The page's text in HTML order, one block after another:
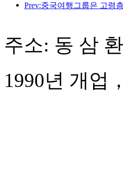
주소: 동 삼
1990년 개업